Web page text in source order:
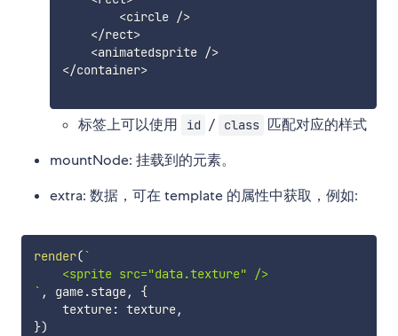
<circle />
</rect>
<animatedsprite />
</container>
标签上可以使用 id / class 匹配对应的样式
mountNode: 挂载到的元素。
extra: 数据，可在 template 的属性中获取，例如:
render(`
    <sprite src="data.texture" />
` , game.stage,
{
    texture
: texture,
})